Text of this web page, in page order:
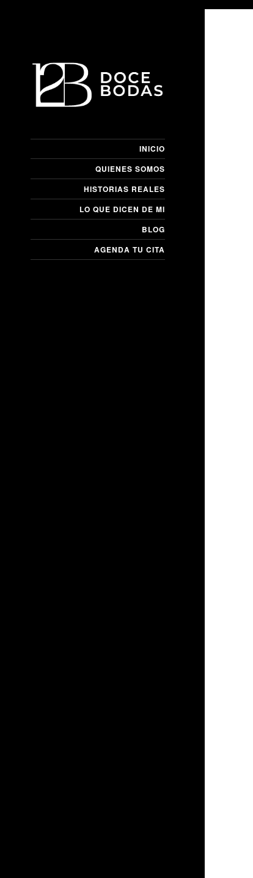
INICIO
QUIENES SOMOS
HISTORIAS REALES
LO QUE DICEN DE MI
BLOG
AGENDA TU CITA